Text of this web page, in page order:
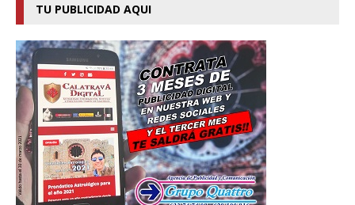
TU PUBLICIDAD AQUI